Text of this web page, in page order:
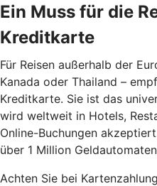
Ein Muss für die
Kreditkarte
Für Reisen außerhalb der
Kanada oder Thailand –
Kreditkarte. Sie ist das
wird weltweit in Hotels,
Online-Buchungen
über 1 Million
Achten Sie bei